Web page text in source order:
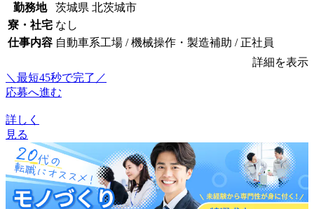
勤務地
茨城県 北茨城市
寮・社宅 なし
仕事内容 自動車系工場 / 機械操作・製造補助 / 正社員
詳細を表示
＼最短45秒で完了／
応募へ進む
詳しく
見る